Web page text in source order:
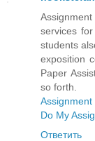
services
students
exposition
Paper
so forth.
Assignment
Do My
Ответить